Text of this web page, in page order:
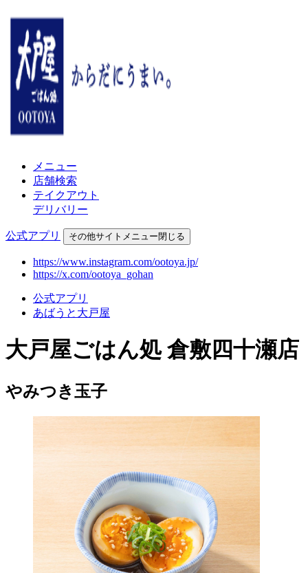
メニュー
店舗検索
テイクアウト
デリバリー
公式アプリ その他サイトメニュー閉じる
https://www.instagram.com/ootoya.jp/
https://x.com/ootoya_gohan
公式アプリ
あばうと大戸屋
大戸屋ごはん処 倉敷四十瀬店
やみつき玉子